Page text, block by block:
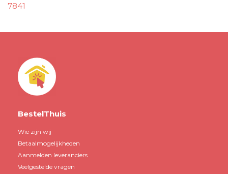
7841
BestelThuis
Wie zijn wij
Betaalmogelijkheden
Aanmelden leveranciers
Veelgestelde vragen